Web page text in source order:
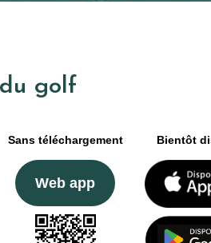
golf
Sans téléchargement
Web app
Bientôt